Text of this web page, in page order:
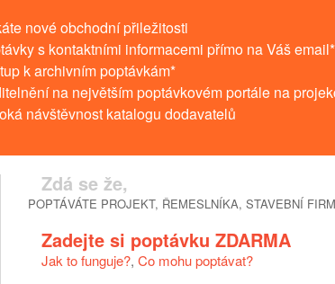
nové obchodní přiležitosti
s kontaktními informacemi přímo na Váš email*
k archivním poptávkám*
na největším poptávkovém portále na
návštěvnost katalogu dodavatelů
Zdá se že,
POPTÁVÁTE PROJEKT, ŘEMESLNÍKA, STAVEBNÍ
Zadejte si poptávku ZDARMA
Jak to funguje?, Co mohu poptávat?